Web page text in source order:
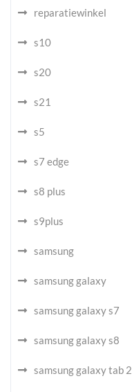
reparatiewinkel
s10
s20
s21
s5
s7 edge
s8 plus
s9plus
samsung
samsung galaxy
samsung galaxy s7
samsung galaxy s8
samsung galaxy tab 2